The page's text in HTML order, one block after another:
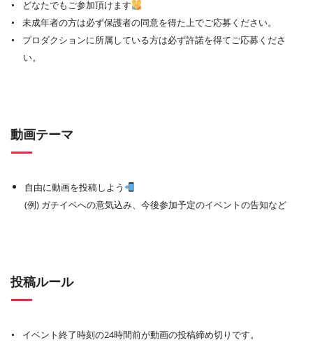
どなたでもご参加頂けます
未成年者の方は必ず保護者の同意を得た上でご応募ください。
プロダクションに所属している方は必ず許諾を得てご応募くださ
い。
動画テーマ
自由に動画を投稿しよう
(例) ガチイベへの意気込み、今後参加予定のイベントの告知など
投稿ルール
イベント終了時刻の24時間前が動画の投稿締め切りです。